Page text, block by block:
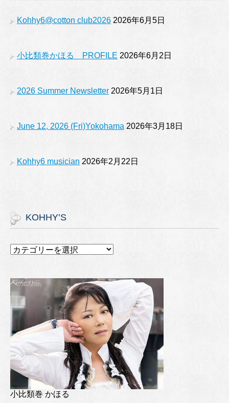
b
o
k
a
u
e
Kohhy6@cotton club2026 2026年6月5日
小比類巻かほる PROFILE 2026年6月2日
2026 Summer Newsletter 2026年5月1日
June 12, 2026 (Fri)Yokohama 2026年3月18日
Kohhy6 musician 2026年2月22日
KOHHY’S
小比類巻 かほる